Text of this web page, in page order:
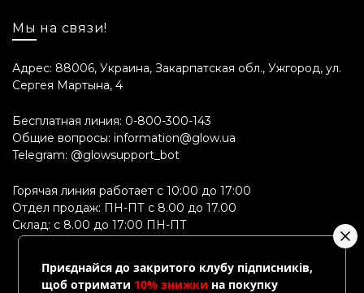
Мы на связи!
Адрес: 88006, Украина, Закарпатская обл., Ужгород, ул.
Сергея Мартына, 4
Бесплатная линия: 0-800-300-143
Общие вопросы: information@glow.ua
Telegram: @glowsupport_bot
Горячая линия работает с 10:00 до 17:00
Отдел продаж: ПН-ПТ с 8.00 до 17.00
Склад: с 8.00 до 17:00 ПН-ПТ
Приєднайся до закритого клубу підписників,
щоб отримати 10% знижки на покупку